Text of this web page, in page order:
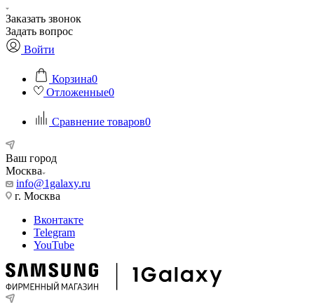
Заказать звонок
Задать вопрос
Войти
Корзина0
Отложенные0
Сравнение товаров0
Ваш город
Москва
info@1galaxy.ru
г. Москва
Вконтакте
Telegram
YouTube